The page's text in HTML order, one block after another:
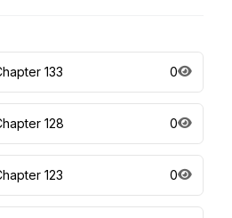
133 0
128 0
123 0